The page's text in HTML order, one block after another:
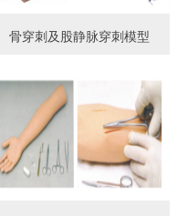
骨穿刺及股静脉穿刺模型